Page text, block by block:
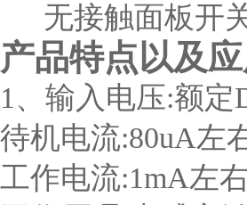
无接触面板开
产品特点以及应
1、输入电压:额定
待机电流:80uA左
工作电流:1mA左